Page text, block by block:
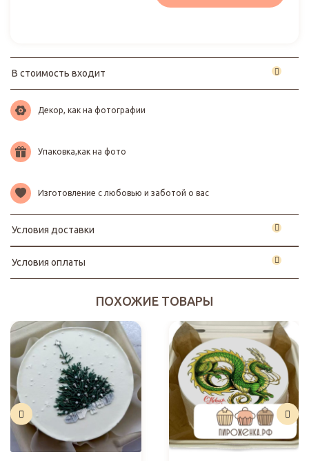
В стоимость входит
Декор, как на фотографии
Упаковка,как на фото
Изготовление с любовью и заботой о вас
Условия доставки
Условия оплаты
ПОХОЖИЕ ТОВАРЫ